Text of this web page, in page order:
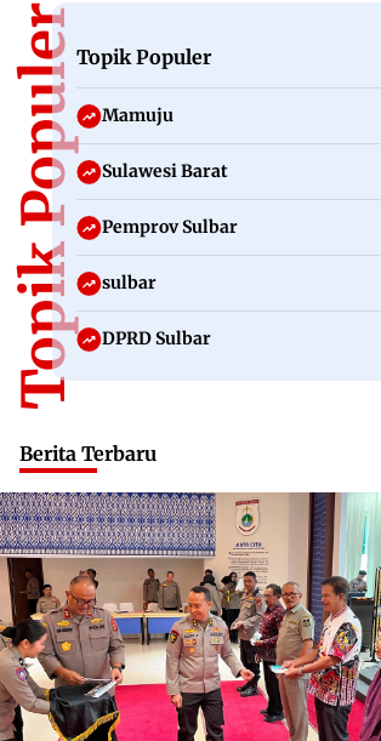
Topik PopulerTopik Populer
Mamuju
Sulawesi Barat
Pemprov Sulbar
sulbar
DPRD Sulbar
Berita Terbaru